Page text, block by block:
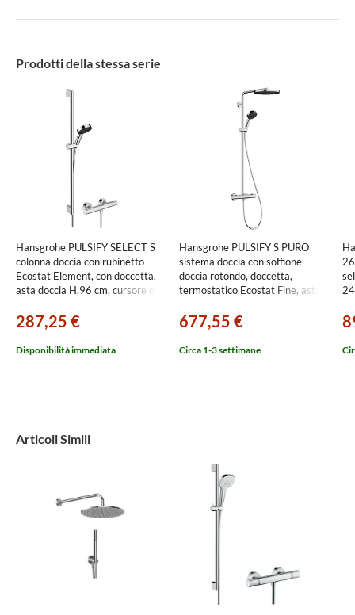
Prodotti della stessa serie
Hansgrohe PULSIFY SELECT S
colonna doccia con rubinetto
Ecostat Element, con doccetta,
asta doccia H.96 cm, cursore e
24271000
287,25 €
Disponibilità immediata
Hansgrohe PULSIFY S PURO
sistema doccia con soffione
doccia rotondo, doccetta,
termostatico Ecostat Fine, asta
finitura cromo 24237000
677,55 €
Circa 1-3 settimane
Articoli Simili